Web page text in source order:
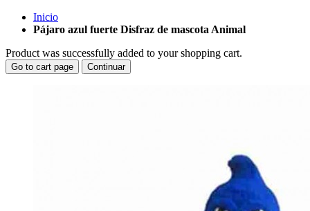
Inicio
Pájaro azul fuerte Disfraz de mascota Animal
Product was successfully added to your shopping cart.
Go to cart page Continuar